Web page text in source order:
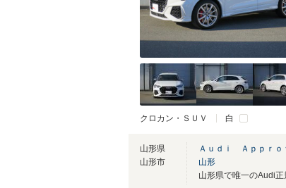
クロカン・ＳＵＶ 白
山形県
山形市
Ａｕｄｉ Ａｐｐｒ
山形
山形県で唯一のAudi